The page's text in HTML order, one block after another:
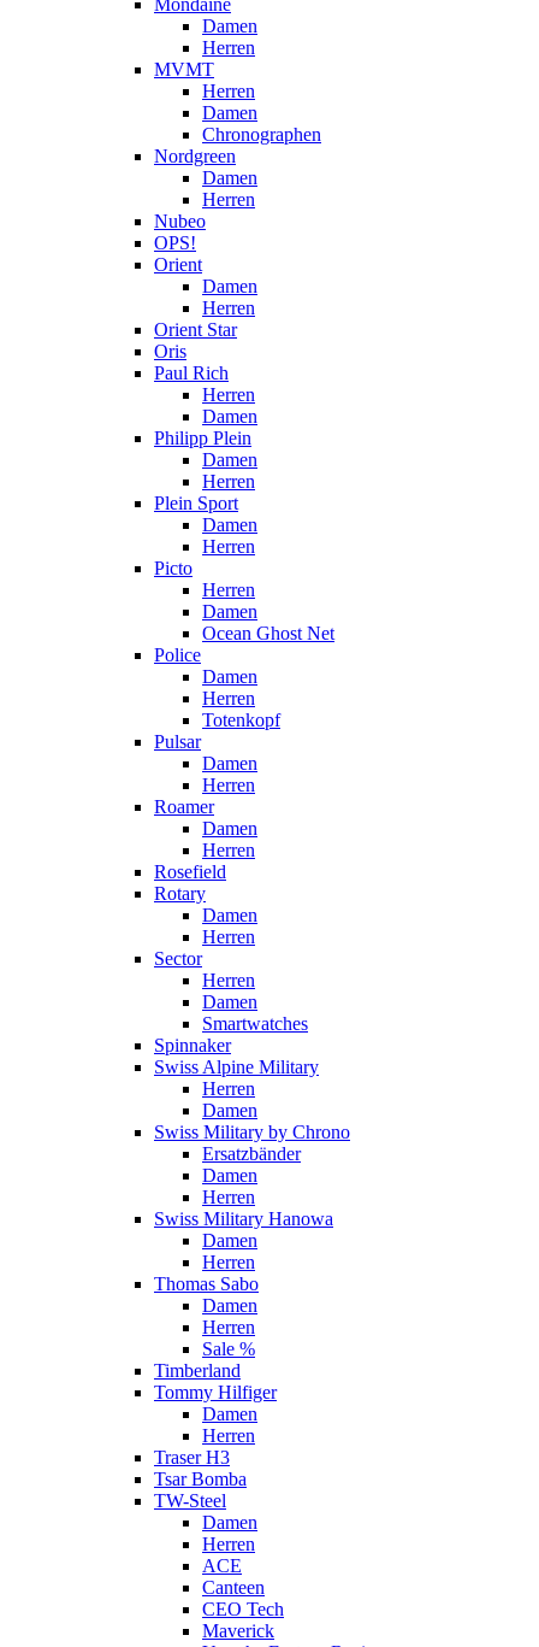
Mondaine
Damen
Herren
MVMT
Herren
Damen
Chronographen
Nordgreen
Damen
Herren
Nubeo
OPS!
Orient
Damen
Herren
Orient Star
Oris
Paul Rich
Herren
Damen
Philipp Plein
Damen
Herren
Plein Sport
Damen
Herren
Picto
Herren
Damen
Ocean Ghost Net
Police
Damen
Herren
Totenkopf
Pulsar
Damen
Herren
Roamer
Damen
Herren
Rosefield
Rotary
Damen
Herren
Sector
Herren
Damen
Smartwatches
Spinnaker
Swiss Alpine Military
Herren
Damen
Swiss Military by Chrono
Ersatzbänder
Damen
Herren
Swiss Military Hanowa
Damen
Herren
Thomas Sabo
Damen
Herren
Sale %
Timberland
Tommy Hilfiger
Damen
Herren
Traser H3
Tsar Bomba
TW-Steel
Damen
Herren
ACE
Canteen
CEO Tech
Maverick